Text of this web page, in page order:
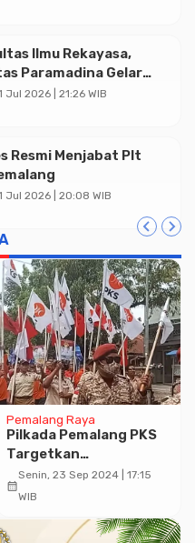
Ilmu Rekayasa,
Paramadina Gelar
Jul 2026 | 21:26 WIB
Resmi Menjabat Plt
Jul 2026 | 20:08 WIB
Pemalang Raya
Pilkada Pemalang PKS
Targetkan
Kemenangan Paslon
Mansur-Bobby Sebesar
calendar_month
Senin, 23 Sep 2024 | 17:15
WIB